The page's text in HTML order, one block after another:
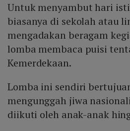
Untuk menyambut hari
biasanya di sekolah atau
mengadakan beragam
lomba membaca puisi
Kemerdekaan.
Lomba ini sendiri
mengunggah jiwa
diikuti oleh anak-anak